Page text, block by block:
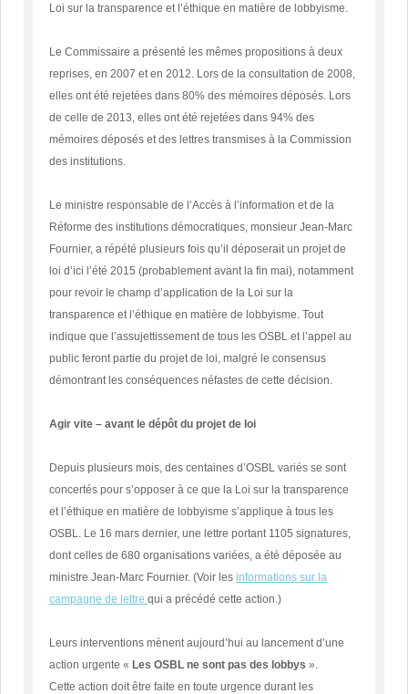
Loi sur la transparence et l’éthique en matière de lobbyisme.
Le Commissaire a présenté les mêmes propositions à deux
reprises, en 2007 et en 2012. Lors de la consultation de 2008,
elles ont été rejetées dans 80% des mémoires déposés. Lors
de celle de 2013, elles ont été rejetées dans 94% des
mémoires déposés et des lettres transmises à la Commission
des institutions.
Le ministre responsable de l’Accès à l’information et de la
Réforme des institutions démocratiques, monsieur Jean-Marc
Fournier, a répété plusieurs fois qu’il déposerait un projet de
loi d’ici l’été 2015 (probablement avant la fin mai), notamment
pour revoir le champ d’application de la Loi sur la
transparence et l’éthique en matière de lobbyisme. Tout
indique que l’assujettissement de tous les OSBL et l’appel au
public feront partie du projet de loi, malgré le consensus
démontrant les conséquences néfastes de cette décision.
Agir vite – avant le dépôt du projet de loi
Depuis plusieurs mois, des centaines d’OSBL variés se sont
concertés pour s’opposer à ce que la Loi sur la transparence
et l’éthique en matière de lobbyisme s’applique à tous les
OSBL. Le 16 mars dernier, une lettre portant 1105 signatures,
dont celles de 680 organisations variées, a été déposée au
ministre Jean-Marc Fournier. (Voir les informations sur la
campagne de lettre qui a précédé cette action.)
Leurs interventions mènent aujourd’hui au lancement d’une
action urgente « Les OSBL ne sont pas des lobbys ».
Cette action doit être faite en toute urgence durant les